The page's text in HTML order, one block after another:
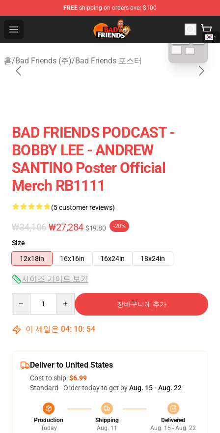
FREE shipping on orders over $100
Open menu
Bad Friends Shop - Official Bad Friends Merchandise
홈/Bad Friends (주)/Bad Friends 포스터
blank template
BAD FRIENDS PODCAST -
BOBBY LEE - ANDREW
SANTINO Poster Official
Merch RB1111
(5 customer reviews)
₩34,106₩27,284 $19.80 -20%
Size
12x18in
16x16in 16x24in 18x24in
사이즈 가이드 보기
장바구니에 추가
이 세일은 04: 10: 54
Deliver to United States
Cost to ship:$6.99
Standard - Order today to get byAug. 15 - Aug. 22
Production
Today
Shipping
Aug. 11
Delivered
Aug. 15 - Aug. 22